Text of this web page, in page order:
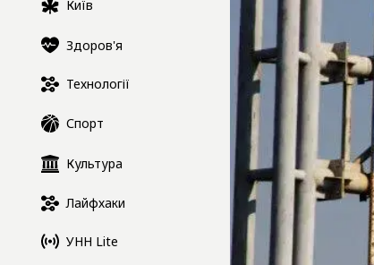
Київ
Здоров'я
Технології
Спорт
Культура
Лайфхаки
УНН Lite